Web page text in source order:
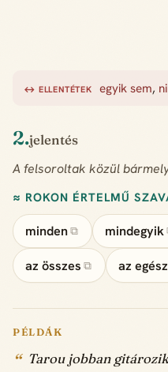
↔ ELLENTÉTEK egyik sem,
2.jelentés
A felsoroltak közül
≈ ROKON ÉRTELMŰ
minden ⧉ mindegyik
az összes ⧉ az egész
PÉLDÁK
Tarou jobban